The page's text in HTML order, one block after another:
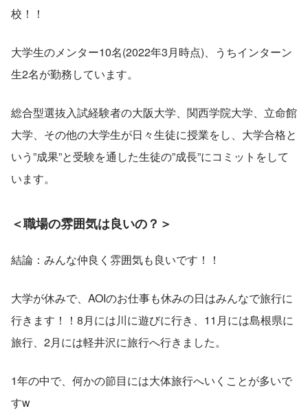
校！！
大学生のメンター10名(2022年3月時点)、うちインターン
生2名が勤務しています。
総合型選抜入試経験者の大阪大学、関西学院大学、立命館
大学、その他の大学生が日々生徒に授業をし、大学合格と
いう”成果”と受験を通した生徒の”成長”にコミットをして
います。
＜職場の雰囲気は良いの？＞
結論：みんな仲良く雰囲気も良いです！！
大学が休みで、AOIのお仕事も休みの日はみんなで旅行に
行きます！！8月には川に遊びに行き、11月には島根県に
旅行、2月には軽井沢に旅行へ行きました。
1年の中で、何かの節目には大体旅行へいくことが多いで
すw